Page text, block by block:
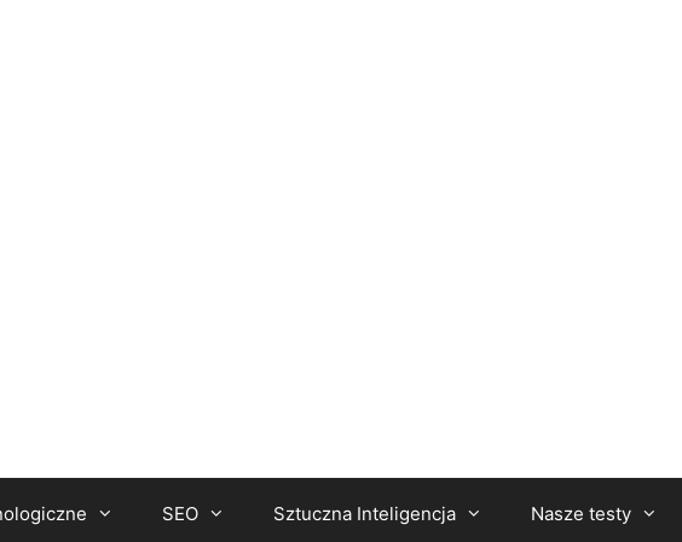
SEO Sztuczna Inteligencja Nasze testy